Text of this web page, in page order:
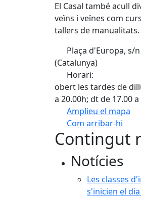
El Casal també acull
veïns i veïnes com
tallers de manualitats.
Plaça d'Europa, s/
(Catalunya)
Horari:
obert les tardes de
a 20.00h; dt de 17.00
Amplieu el mapa
Com arribar-hi
+
Contingut
Notícies
Les classes
s'inicien el